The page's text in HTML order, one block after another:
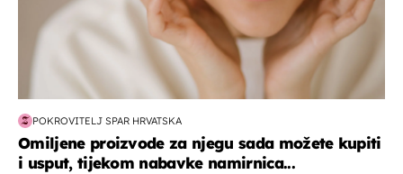
POKROVITELJ SPAR HRVATSKA
Omiljene proizvode za njegu sada možete kupiti
i usput, tijekom nabavke namirnica...